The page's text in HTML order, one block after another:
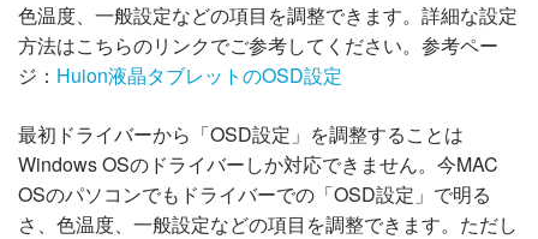
色温度、一般設定などの項目を調整できます。詳細な設定
方法はこちらのリンクでご参考してください。参考ペー
ジ： Huion液晶タブレットのOSD設定
最初ドライバーから「OSD設定」を調整することは
Windows OSのドライバーしか対応できません。今MAC
OSのパソコンでもドライバーでの「OSD設定」で明る
さ、色温度、一般設定などの項目を調整できます。 ただし